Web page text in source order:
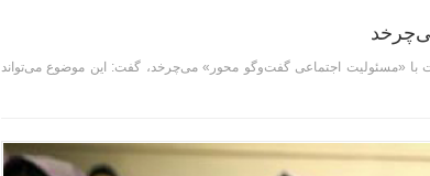
با «مسئولیت اجتماعی گفت‌وگو محور» می‌چرخد، گفت: این موضوع می‌تواند